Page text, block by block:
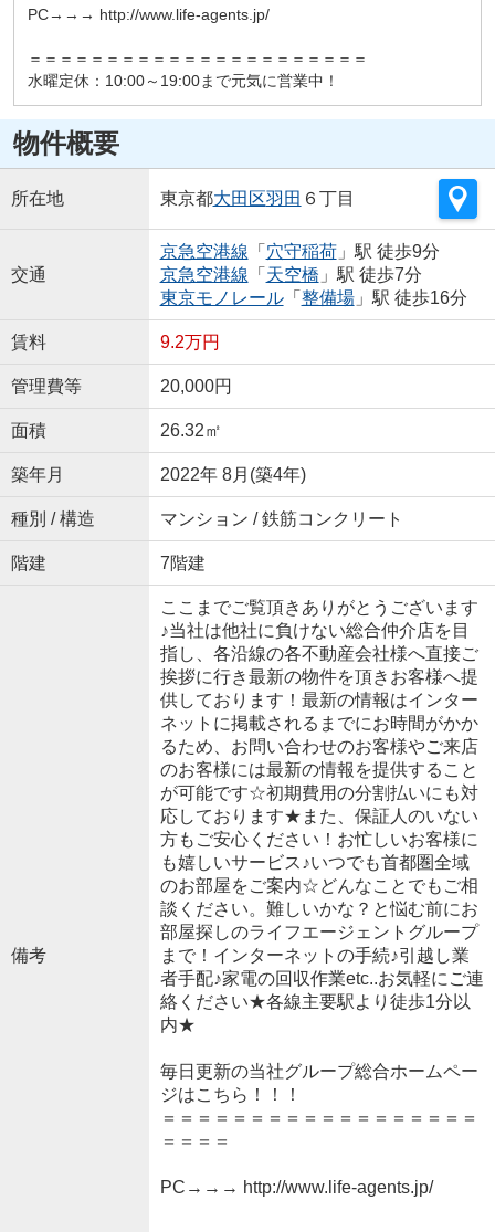
PC→→→ http://www.life-agents.jp/
＝＝＝＝＝＝＝＝＝＝＝＝＝＝＝＝＝＝＝＝＝＝
水曜定休：10:00～19:00まで元気に営業中！
物件概要
所在地 東京都大田区羽田 ６丁目
交通
京急空港線 「 穴守稲荷」駅 徒歩9分
京急空港線 「 天空橋 」駅 徒歩7分
東京モノレール「 整備場」駅 徒歩16分
賃料 9.2万円
管理費等 20,000円
面積 26.32㎡
築年月 2022年 8月(築4年)
種別 / 構造 マンション / 鉄筋コンクリート
階建 7階建
備考
ここまでご覧頂きありがとうございます
♪当社は他社に負けない総合仲介店を目
指し、各沿線の各不動産会社様へ直接ご
挨拶に行き最新の物件を頂きお客様へ提
供しております！最新の情報はインター
ネットに掲載されるまでにお時間がかか
るため、お問い合わせのお客様やご来店
のお客様には最新の情報を提供すること
が可能です☆初期費用の分割払いにも対
応しております★また、保証人のいない
方もご安心ください！お忙しいお客様に
も嬉しいサービス♪いつでも首都圏全域
のお部屋をご案内☆どんなことでもご相
談ください。難しいかな？と悩む前にお
部屋探しのライフエージェントグループ
まで！インターネットの手続♪引越し業
者手配♪家電の回収作業etc..お気軽にご連
絡ください★各線主要駅より徒歩1分以
内★
毎日更新の当社グループ総合ホームペー
ジはこちら！！！
＝＝＝＝＝＝＝＝＝＝＝＝＝＝＝＝＝＝
＝＝＝＝
PC→→→ http://www.life-agents.jp/